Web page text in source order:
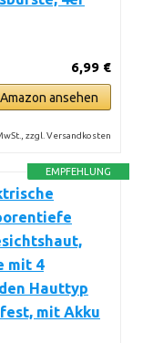
6,99 €
ansehen
zzgl. Versandkosten
EMPFEHLUNG
mit 4
Hauttyp
mit Akku